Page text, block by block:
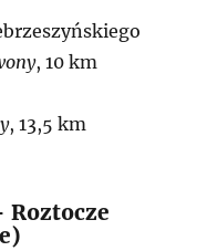
, 10 km
, 13,5 km